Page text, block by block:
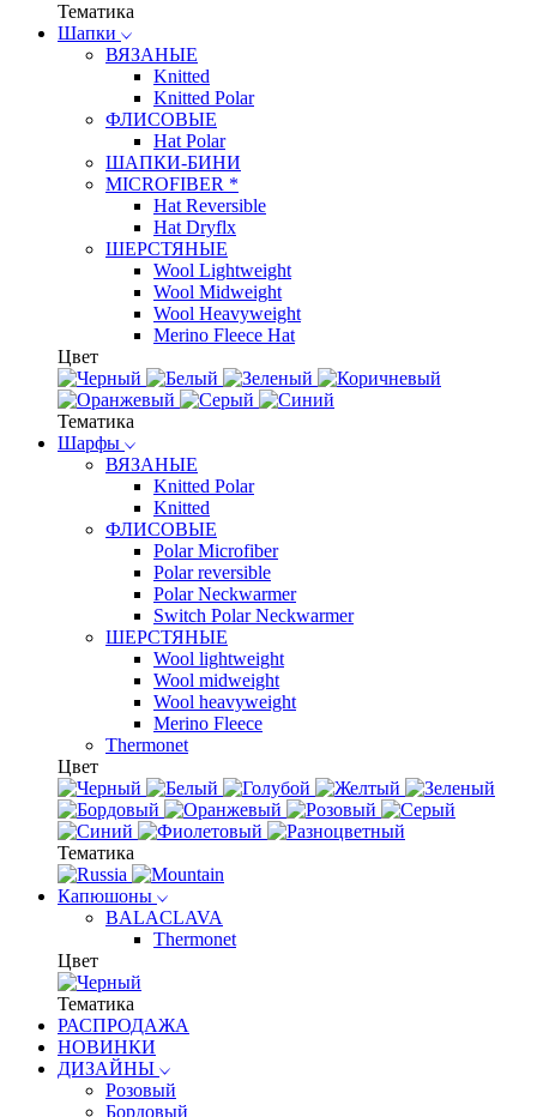
Тематика
Шапки
ВЯЗАНЫЕ
Knitted
Knitted Polar
ФЛИСОВЫЕ
Hat Polar
ШАПКИ-БИНИ
MICROFIBER *
Hat Reversible
Hat Dryflx
ШЕРСТЯНЫЕ
Wool Lightweight
Wool Midweight
Wool Heavyweight
Merino Fleece Hat
Цвет
Тематика
Шарфы
ВЯЗАНЫЕ
Knitted Polar
Knitted
ФЛИСОВЫЕ
Polar Microfiber
Polar reversible
Polar Neckwarmer
Switch Polar Neckwarmer
ШЕРСТЯНЫЕ
Wool lightweight
Wool midweight
Wool heavyweight
Merino Fleece
Thermonet
Цвет
Тематика
Капюшоны
BALACLAVA
Thermonet
Цвет
Тематика
РАСПРОДАЖА
НОВИНКИ
ДИЗАЙНЫ
Розовый
Бордовый